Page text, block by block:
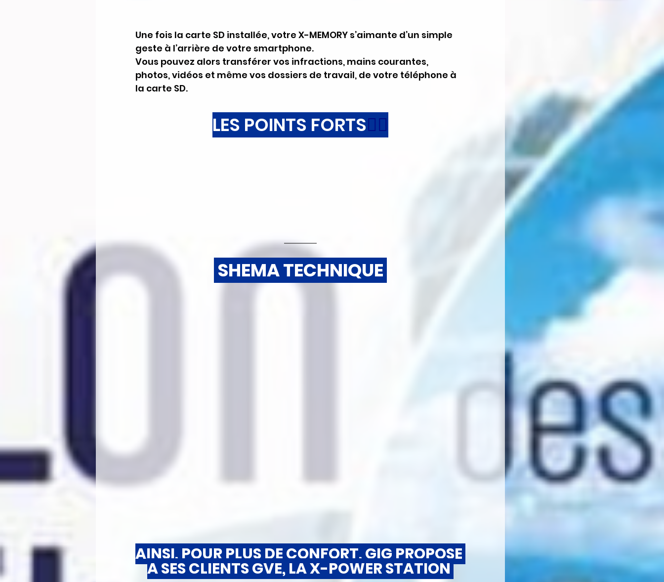
Une fois la carte SD installée, votre X-MEMORY s’aimante d’un simple
geste à l’arrière de votre smartphone.
Vous pouvez alors transférer vos infractions, mains courantes,
photos, vidéos et même vos dossiers de travail, de votre téléphone à
la carte SD.
LES POINTS FORTS👍🏽
SHEMA TECHNIQUE
AINSI, POUR PLUS DE CONFORT, GIG PROPOSE
A SES CLIENTS GVE, LA X-POWER STATION